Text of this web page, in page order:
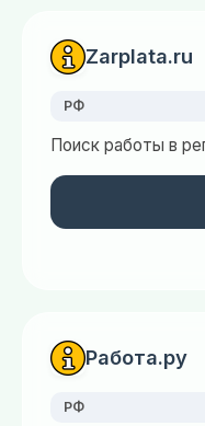
Zarplata.ru
РФ
Поиск работы в
Работа.ру
РФ